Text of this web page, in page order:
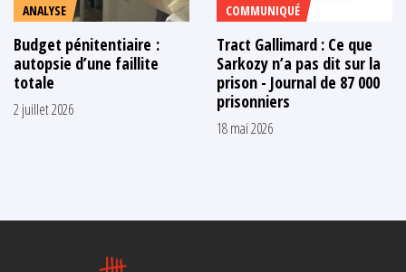
ANALYSE
Budget pénitentiaire :
autopsie d’une faillite
totale
2 juillet 2026
COMMUNIQUÉ
Tract Gallimard : Ce que
Sarkozy n’a pas dit sur la
prison - Journal de 87 000
prisonniers
18 mai 2026